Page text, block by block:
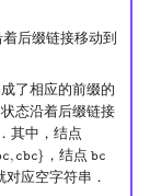
后缀链接移动到
了相应的前缀的
态沿着后缀链接
其中，结点
𝚌,𝚌𝚋𝚌}
,cbc} ，结点 𝚋𝚌
bc
对应空字符串．